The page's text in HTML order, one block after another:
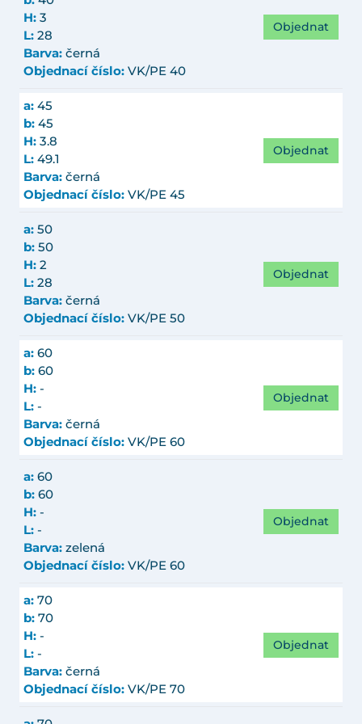
H: 3
L: 28
Barva: černá
Objednací číslo: VK/PE 40
Objednat
a: 45
b: 45
H: 3.8
L: 49.1
Barva: černá
Objednací číslo: VK/PE 45
Objednat
a: 50
b: 50
H: 2
L: 28
Barva: černá
Objednací číslo: VK/PE 50
Objednat
a: 60
b: 60
H: -
L: -
Barva: černá
Objednací číslo: VK/PE 60
Objednat
a: 60
b: 60
H: -
L: -
Barva: zelená
Objednací číslo: VK/PE 60
Objednat
a: 70
b: 70
H: -
L: -
Barva: černá
Objednací číslo: VK/PE 70
Objednat